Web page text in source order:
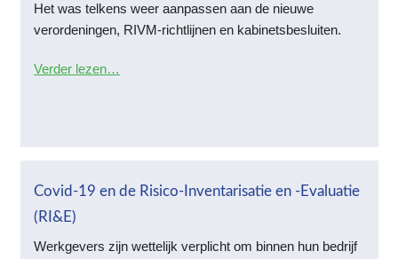
Het was telkens weer aanpassen aan de nieuwe
verordeningen, RIVM-richtlijnen en kabinetsbesluiten.
Verder lezen…
Covid-19 en de Risico-Inventarisatie en -Evaluatie
(RI&E)
Werkgevers zijn wettelijk verplicht om binnen hun bedrijf